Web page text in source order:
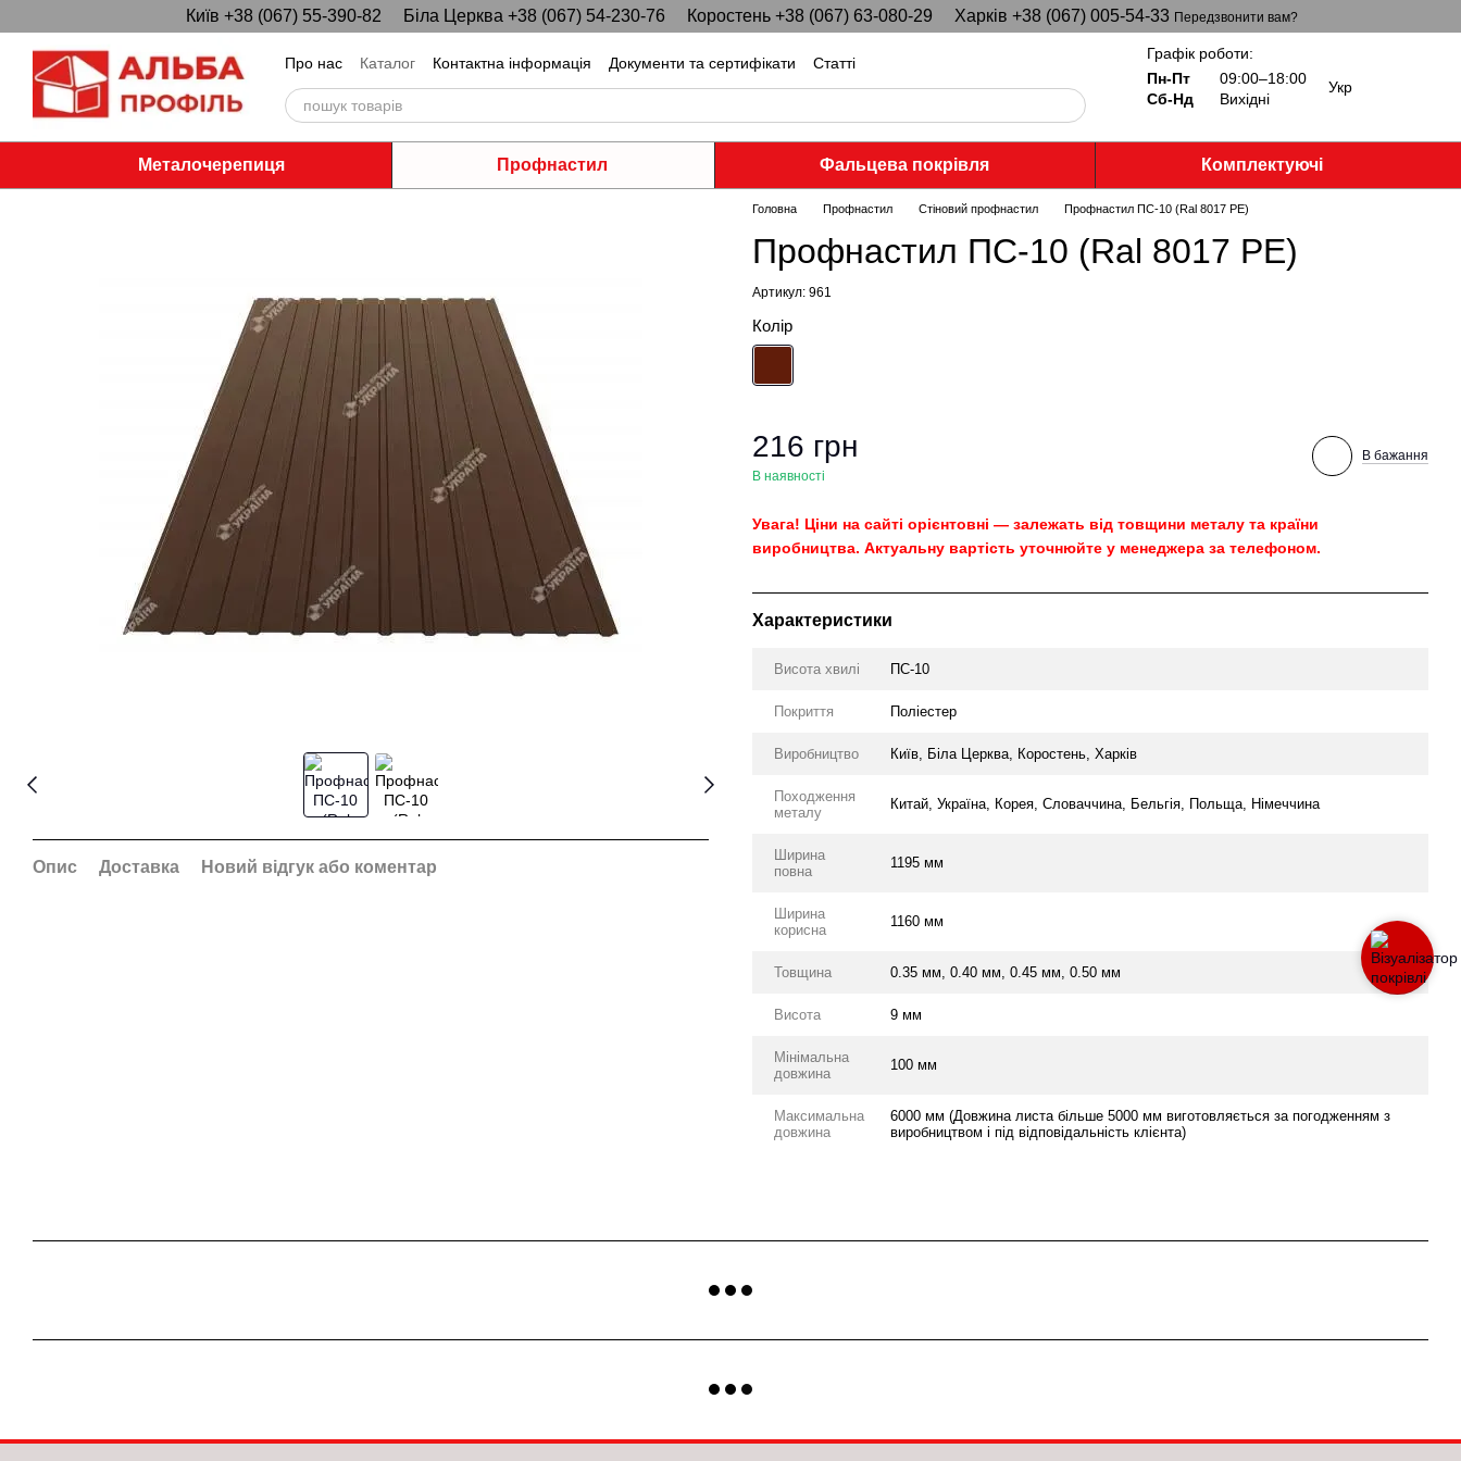
Перейти до основного контентуКиїв +38 (067) 55-390-82 Біла Церква +38 (067) 54-230-76 Коростень +38 (067) 63-080-29 Харків +38 (067) 005-54-33 Передзвонити вам?
Про нас Каталог Контактна інформація Документи та сертифікати Статті
Графік роботи:
Пн-Пт
09:00–18:00
Сб-Нд
Вихідні
Укр
Металочерепиця Профнастил Фальцева покрівля Комплектуючі
Опис Доставка Новий відгук або коментар
Головна Профнастил Стіновий профнастил Профнастил ПС-10 (Ral 8017 PE)
Профнастил ПС-10 (Ral 8017 PE)
Артикул: 961
Колір
216 грн
В наявності
В бажання
Увага! Ціни на сайті орієнтовні — залежать від товщини металу та країни
виробництва. Актуальну вартість уточнюйте у менеджера за телефоном.
Характеристики
Висота хвилі ПС-10
Покриття Поліестер
Виробництво Київ, Біла Церква, Коростень, Харків
Походження
металу
Китай, Україна, Корея, Словаччина, Бельгія, Польща, Німеччина
Ширина
повна
1195 мм
Ширина
корисна
1160 мм
Товщина 0.35 мм, 0.40 мм, 0.45 мм, 0.50 мм
Висота 9 мм
Мінімальна
довжина
100 мм
Максимальна
довжина
6000 мм (Довжина листа більше 5000 мм виготовляється за погодженням з
виробництвом і під відповідальність клієнта)